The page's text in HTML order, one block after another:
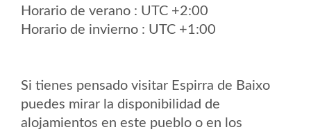
Horario de verano : UTC +2:00
Horario de invierno : UTC +1:00
Si tienes pensado visitar Espirra de Baixo
puedes mirar la disponibilidad de
alojamientos en este pueblo o en los